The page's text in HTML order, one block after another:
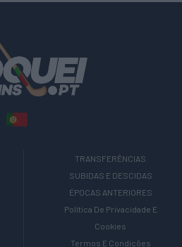
TRANSFERÊNCIAS
SUBIDAS E DESCIDAS
ÉPOCAS ANTERIORES
Política De Privacidade E
Cookies
Termos E Condições